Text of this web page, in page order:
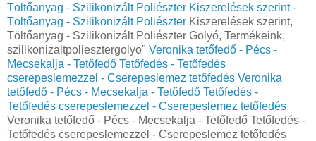
Töltőanyag - Szilikonizált Poliészter Kiszerelések szerint -
Töltőanyag - Szilikonizált Poliészter Kiszerelések szerint,
Töltőanyag - Szilikonizált Poliészter Golyó, Termékeink,
szilikonizaltpoliesztergolyo" Veronika tetőfedő - Pécs -
Mecsekalja - Tetőfedő Tetőfedés - Tetőfedés
cserepeslemezzel - Cserepeslemez tetőfedés Veronika
tetőfedő - Pécs - Mecsekalja - Tetőfedő Tetőfedés -
Tetőfedés cserepeslemezzel - Cserepeslemez tetőfedés
Veronika tetőfedő - Pécs - Mecsekalja - Tetőfedő Tetőfedés -
Tetőfedés cserepeslemezzel - Cserepeslemez tetőfedés